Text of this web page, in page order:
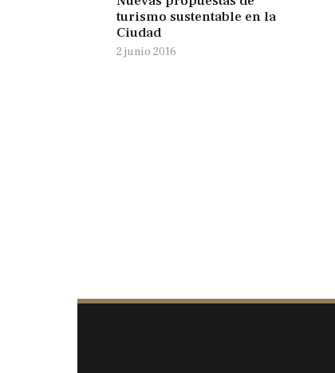
turismo sustentable en la
Ciudad
2 junio 2016